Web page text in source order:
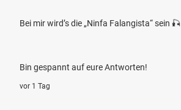
Bei mir wird’s die „Ninfa Falangista“ sein 🎣
Bin gespannt auf eure Antworten!
vor 1 Tag